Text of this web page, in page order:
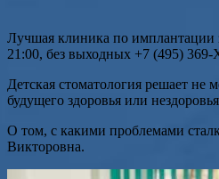
Лучшая клиника по имплантации
21:00, без выходных +7 (495)
Детская стоматология решает не
будущего здоровья или
О том, с какими проблемами
Викторовна.